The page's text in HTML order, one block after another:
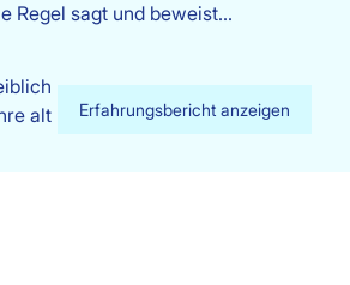
Regel sagt und beweist…
Erfahrungsbericht anzeigen
alt